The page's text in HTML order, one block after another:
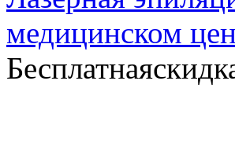
медицинском
Бесплатная